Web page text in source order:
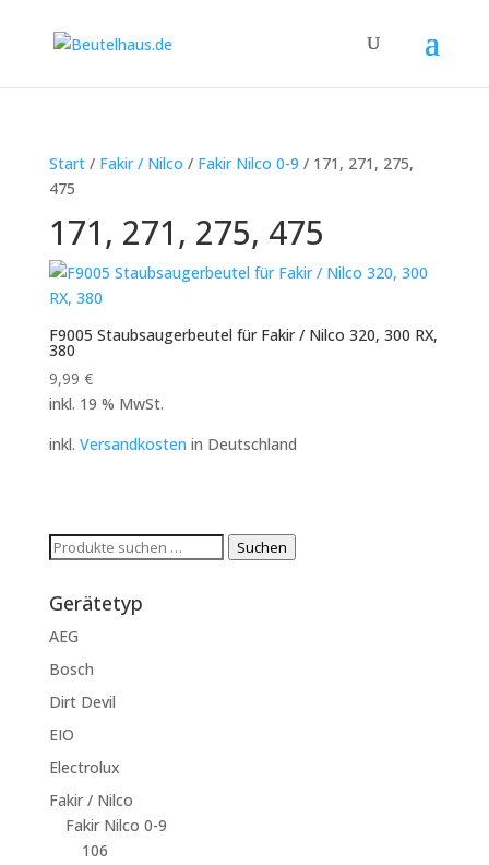
Start/ Fakir / Nilco / Fakir Nilco 0-9 / 171, 271, 275,
475
171, 271, 275, 475
F9005 Staubsaugerbeutel für Fakir / Nilco 320, 300 RX,
380
9,99 €
inkl. 19 % MwSt.
inkl. Versandkosten in Deutschland
Suchen
Suchen
Gerätetyp
AEG
Bosch
Dirt Devil
EIO
Electrolux
Fakir / Nilco
Fakir Nilco 0-9
106